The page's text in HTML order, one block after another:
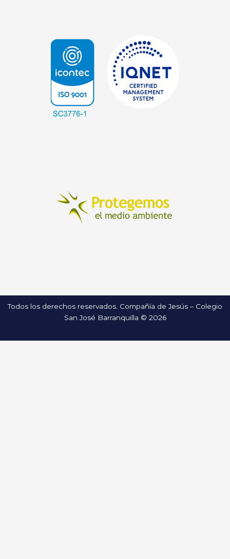
Todos los derechos reservados. Compañía de Jesús – Colegio
San José Barranquilla © 2026